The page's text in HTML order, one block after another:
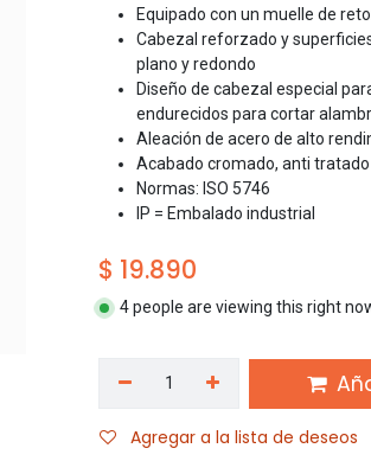
Equipado con un muelle de
Cabezal reforzado y
plano y redondo
Diseño de cabezal especial
endurecidos para cortar
Aleación de acero de alto
Acabado cromado, anti
Normas: ISO 5746
IP = Embalado industrial
$ 19.890
4 people are viewing this right
Agregar a la lista de deseos